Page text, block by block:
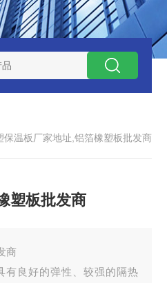
保温板厂家地址,铝箔橡塑板批发商
塑板批发商
商
有良好的弹性、较强的隔热